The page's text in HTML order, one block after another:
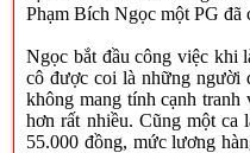
Phạm Bích Ngọc một PG đã
Ngọc bắt đầu công việc khi
cô được coi là những người
không mang tính cạnh tranh
hơn rất nhiều. Cũng một ca
55.000 đồng, mức lương